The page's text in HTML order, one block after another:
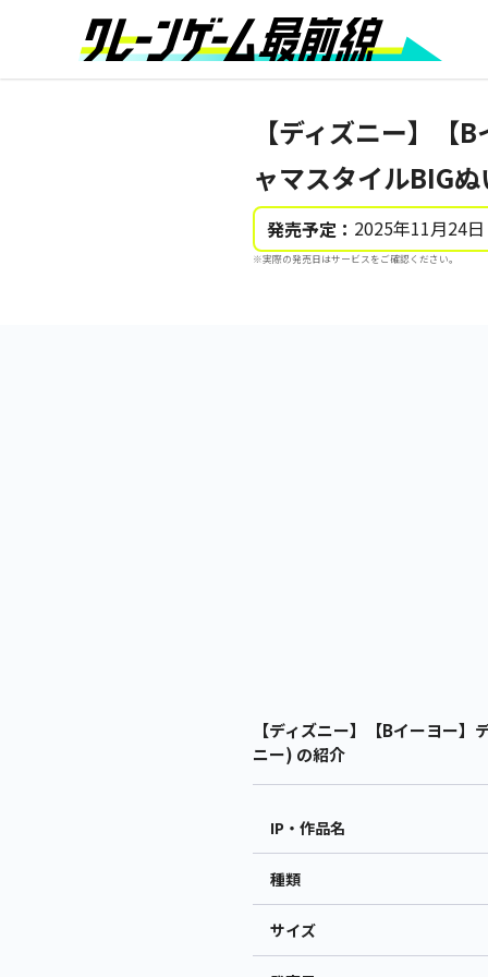
【ディズニー】【
ャマスタイルBIG
発売予定： 2025年11月24
※実際の発売日はサービスをご確認ください。
【ディズニー】【Bイーヨー
ニー) の紹介
IP・作品名
種類
サイズ